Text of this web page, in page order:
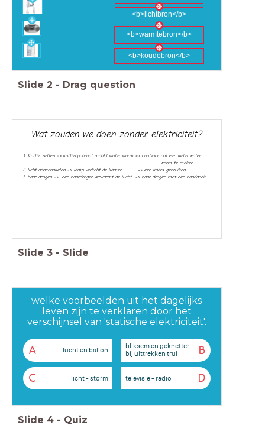
<b>lichtbron</b>
<b>warmtebron</b>
<b>koudebron</b>
Slide 2 - Drag question
Wat zouden we doen zonder elektriciteit?
Koffie zetten -> koffieapparaat maakt water warm => houtvuur om een ketel water
warm te maken.
licht aanschakelen -> lamp verlicht de kamer => een kaars gebruiken.
haar drogen -> een haardroger verwarmt de lucht => haar drogen met een handdoek.
Slide 3 - Slide
welke voorbeelden uit het dagelijks
leven zijn te verklaren door het
verschijnsel van 'statische elektriciteit'.
A lucht en ballon B
bliksem en geknetter
bij uittrekken trui
C licht - storm D
televisie - radio
Slide 4 - Quiz